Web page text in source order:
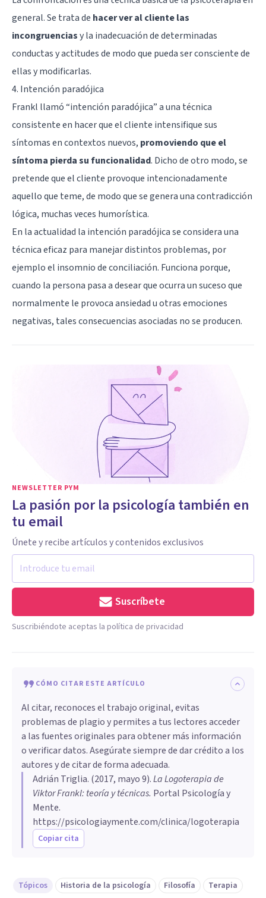
general. Se trata de hacer ver al cliente las
incongruenciasy la inadecuación de determinadas
conductas y actitudes de modo que pueda ser consciente de
ellas y modificarlas.
4. Intención paradójica
Frankl llamó “intención paradójica” a una técnica
consistente en hacer que el cliente intensifique sus
síntomas en contextos nuevos, promoviendo que el
síntoma pierda su funcionalidad. Dicho de otro modo, se
pretende que el cliente provoque intencionadamente
aquello que teme, de modo que se genera una contradicción
lógica, muchas veces humorística.
En la actualidad la intención paradójica se considera una
técnica eficaz para manejar distintos problemas, por
ejemplo el insomnio de conciliación. Funciona porque,
cuando la persona pasa a desear que ocurra un suceso que
normalmente le provoca ansiedad u otras emociones
negativas, tales consecuencias asociadas no se producen.
NEWSLETTER PYM
La pasión por la psicología también en
tu email
Únete y recibe artículos y contenidos exclusivos
Suscríbete
Suscribiéndote aceptas la política de privacidad
CÓMO CITAR ESTE ARTÍCULO
Al citar, reconoces el trabajo original, evitas
problemas de plagio y permites a tus lectores acceder
a las fuentes originales para obtener más información
o verificar datos. Asegúrate siempre de dar crédito a los
autores y de citar de forma adecuada.
Adrián Triglia. (2017, mayo 9).La Logoterapia de
Viktor Frankl: teoría y técnicas. Portal Psicología y
Mente.
https://psicologiaymente.com/clinica/logoterapia
Copiar cita
Tópicos Historia de la psicología Filosofía Terapia